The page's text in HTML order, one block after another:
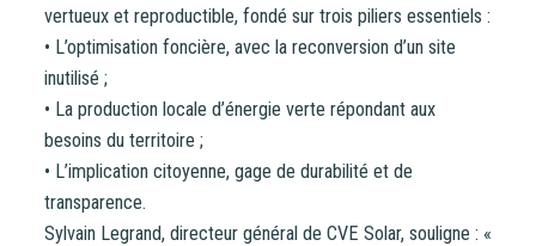
vertueux et reproductible, fondé sur trois piliers essentiels :
• L’optimisation foncière, avec la reconversion d’un site
inutilisé ;
• La production locale d’énergie verte répondant aux
besoins du territoire ;
• L’implication citoyenne, gage de durabilité et de
transparence.
Sylvain Legrand, directeur général de CVE Solar, souligne : «